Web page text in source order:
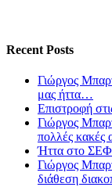
Recent Posts
Γιώργος
μας ήττα…
Επιστροφή
Γιώργος
πολλές κακές
Ήττα στο ΣΕΦ
Γιώργος
διάθεση